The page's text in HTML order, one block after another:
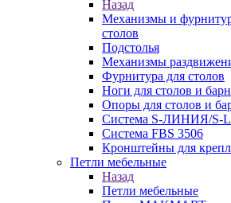
Назад
Механизмы и
столов
Подстолья
Механизмы
Фурнитура для столов
Ноги для столов и
Опоры для столов и
Система S-ЛИНИЯ/S-
Система FBS 3506
Кронштейны для
Петли мебельные
Назад
Петли мебельные